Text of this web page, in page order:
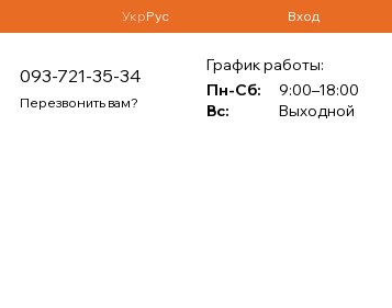
УкрРус Вход
093-721-35-34
Перезвонить вам?
График работы:
Пн-Сб:
9:00–18:00
Вс:
Выходной